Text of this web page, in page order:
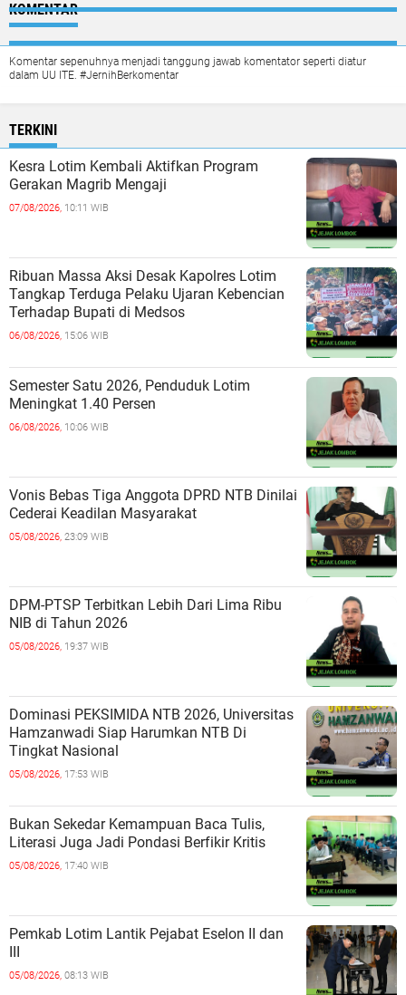
KOMENTAR
Komentar sepenuhnya menjadi tanggung jawab komentator seperti diatur
dalam UU ITE. #JernihBerkomentar
TERKINI
Kesra Lotim Kembali Aktifkan Program
Gerakan Magrib Mengaji
07/08/2026, 10:11 WIB
Ribuan Massa Aksi Desak Kapolres Lotim
Tangkap Terduga Pelaku Ujaran Kebencian
Terhadap Bupati di Medsos
06/08/2026, 15:06 WIB
Semester Satu 2026, Penduduk Lotim
Meningkat 1.40 Persen
06/08/2026, 10:06 WIB
Vonis Bebas Tiga Anggota DPRD NTB Dinilai
Cederai Keadilan Masyarakat
05/08/2026, 23:09 WIB
DPM-PTSP Terbitkan Lebih Dari Lima Ribu
NIB di Tahun 2026
05/08/2026, 19:37 WIB
Dominasi PEKSIMIDA NTB 2026, Universitas
Hamzanwadi Siap Harumkan NTB Di
Tingkat Nasional
05/08/2026, 17:53 WIB
Bukan Sekedar Kemampuan Baca Tulis,
Literasi Juga Jadi Pondasi Berfikir Kritis
05/08/2026, 17:40 WIB
Pemkab Lotim Lantik Pejabat Eselon II dan
III
05/08/2026, 08:13 WIB